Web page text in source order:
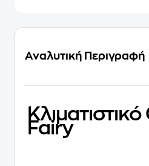
Αναλυτική Περιγραφή
Κλιματιστικό
Fairy